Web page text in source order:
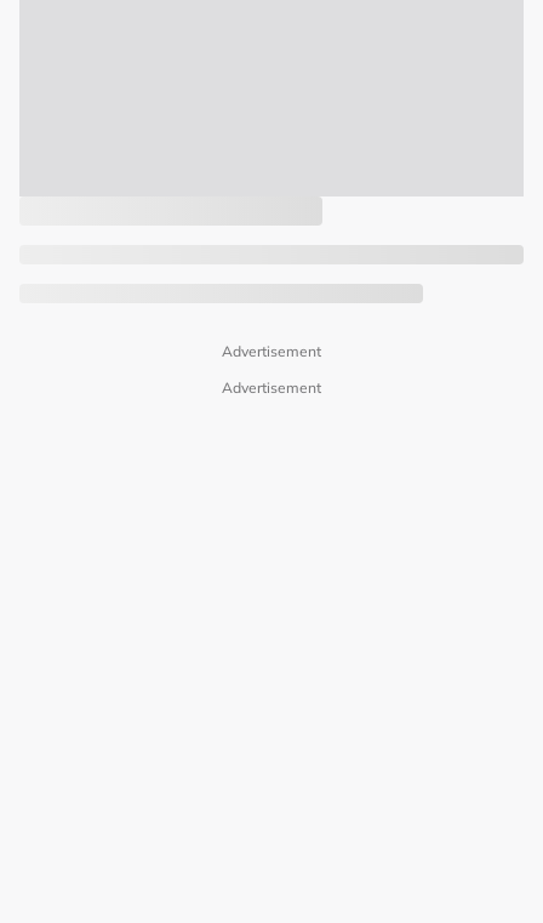
Advertisement
Advertisement